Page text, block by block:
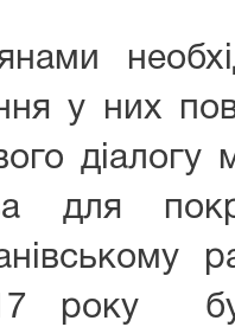
у них
за для
року